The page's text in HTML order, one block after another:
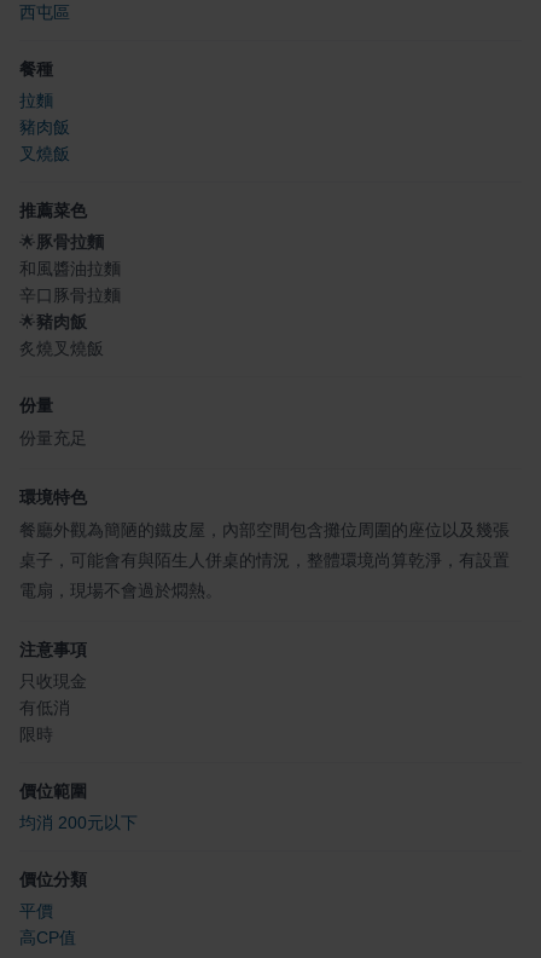
西屯區
餐種
拉麵
豬肉飯
叉燒飯
推薦菜色
🌟 豚骨拉麵
和風醬油拉麵
辛口豚骨拉麵
🌟豬肉飯
炙燒叉燒飯
份量
份量充足
環境特色
餐廳外觀為簡陋的鐵皮屋，內部空間包含攤位周圍的座位以及幾張
桌子，可能會有與陌生人併桌的情況，整體環境尚算乾淨，有設置
電扇，現場不會過於燜熱。
注意事項
只收現金
有低消
限時
價位範圍
均消 200元以下
價位分類
平價
高CP值